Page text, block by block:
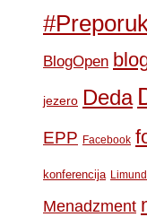
BlogOpen
jezero Deda
EPP Facebook
konferencija
Menadzment